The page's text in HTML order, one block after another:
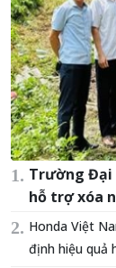
Trường Đại
hỗ trợ xóa
Honda Việt
định hiệu quả